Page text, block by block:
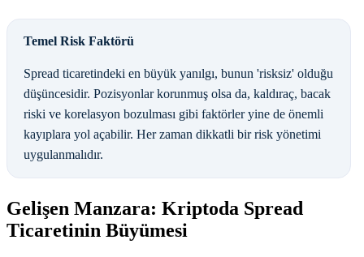
Temel Risk Faktörü
Spread ticaretindeki en büyük yanılgı, bunun 'risksiz' olduğu
düşüncesidir. Pozisyonlar korunmuş olsa da, kaldıraç, bacak
riski ve korelasyon bozulması gibi faktörler yine de önemli
kayıplara yol açabilir. Her zaman dikkatli bir risk yönetimi
uygulanmalıdır.
Gelişen Manzara: Kriptoda Spread
Ticaretinin Büyümesi